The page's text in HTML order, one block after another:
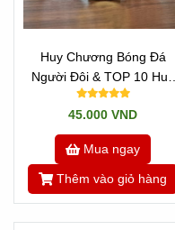
Huy Chương Bóng Đá
Người Đôi & TOP 10 Huy
Chương Bóng Đá Mẫu Đẹp
Có Sẵn
45.000 VND
Mua ngay
Thêm vào giỏ hàng